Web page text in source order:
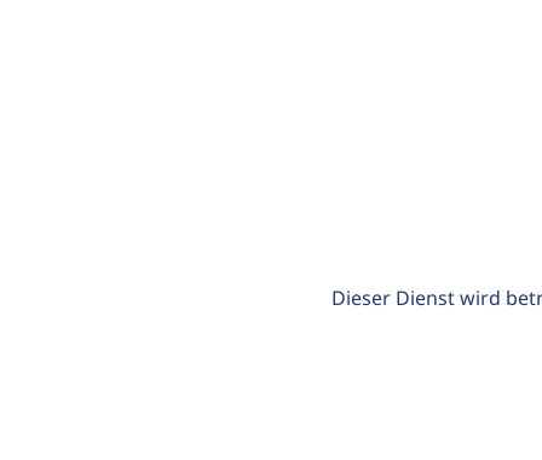
Dieser Dienst wird